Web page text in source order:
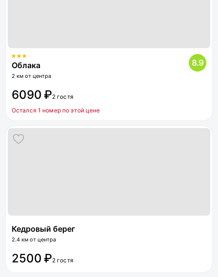
Облака
2 км от центра
8.9
6090 ₽2 гостя
Остался 1 номер по этой цене
Кедровый берег
2.4 км от центра
2500 ₽2 гостя